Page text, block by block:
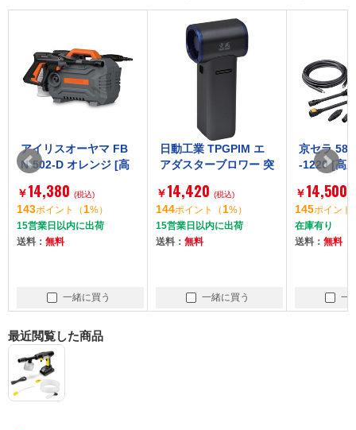
アイリスオーヤマ FB
N-502-D オレンジ [高
￥14,380 (税込)
143ポイント （ 1%）
15営業日以内に出荷
送料： 無料
一緒に買う
日動工業 TPGPIM エ
アダスターブロワー 突
￥14,420 (税込)
144ポイント （ 1%）
15営業日以内に出荷
送料： 無料
一緒に買う
京セラ
-1220 [高
洗浄)]
￥14,500
145ポイント
在庫有り
送料： 無料
一
最近閲覧した商品